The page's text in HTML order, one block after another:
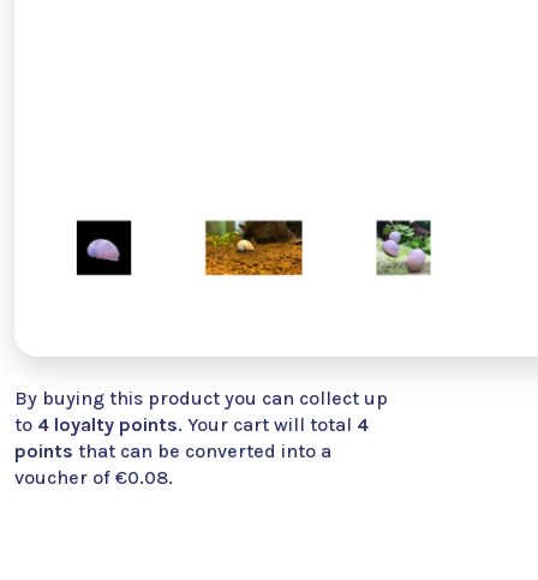
By buying this product you can collect up
to 4 loyalty points. Your cart will total 4
points that can be converted into a
voucher of €0.08.